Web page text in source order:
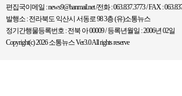
편집국이메일 : news9@hanmail.net /전화 : 063.837.3773 / FAX :
발행소 : 전라북도 익산시 서동로 98 3층 (유)소통뉴스
정기간행물등록번호 : 전북 아 00009 / 등록년월일 : 2006년 02일
Copyright(c) 2026 소통뉴스 Ver3.0 All rights reserve